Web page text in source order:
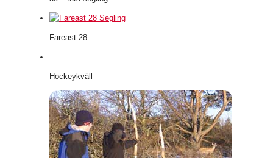
Fareast 28
Hockeykväll